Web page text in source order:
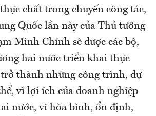
chất trong chuyến công tác,
Quốc lần này của Thủ tướng
Minh Chính sẽ được các bộ,
hai nước triển khai thực
thành những công trình, dự
vì lợi ích của doanh nghiệp
nước, vì hòa bình, ổn định,